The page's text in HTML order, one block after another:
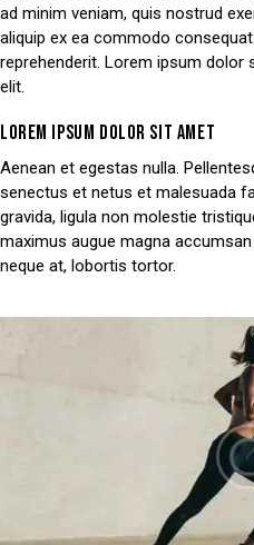
ad minim veniam, quis nostrud
aliquip ex ea commodo
reprehenderit. Lorem ipsum
elit.
LOREM IPSUM DOLOR SIT AMET
Aenean et egestas nulla.
senectus et netus et malesuada
gravida, ligula non molestie
maximus augue magna
neque at, lobortis tortor.